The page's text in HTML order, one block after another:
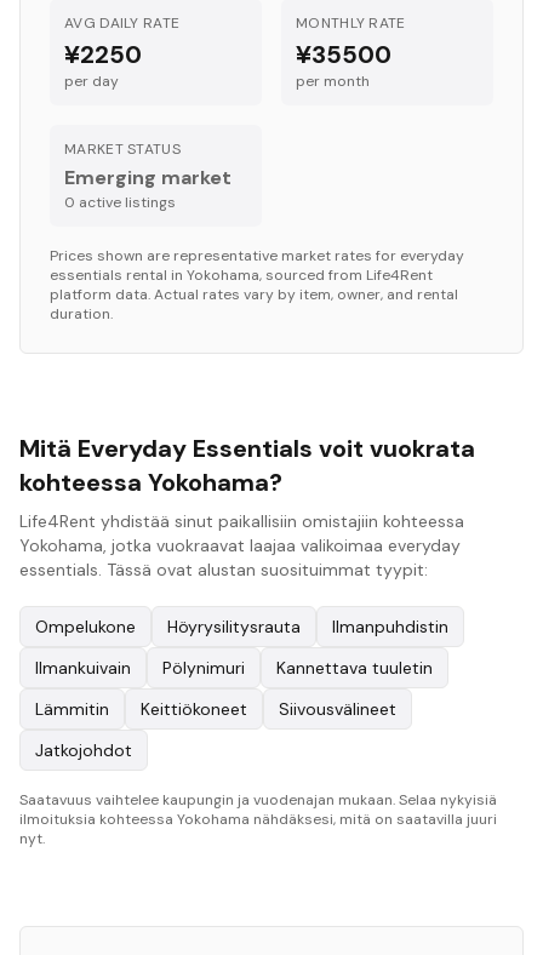
AVG DAILY RATE
¥2250
per day
MONTHLY RATE
¥35500
per month
MARKET STATUS
Emerging market
0 active listings
Prices shown are representative market rates for everyday
essentials rental in Yokohama, sourced from Life4Rent
platform data. Actual rates vary by item, owner, and rental
duration.
Mitä Everyday Essentials voit vuokrata
kohteessa Yokohama?
Life4Rent yhdistää sinut paikallisiin omistajiin kohteessa
Yokohama, jotka vuokraavat laajaa valikoimaa everyday
essentials. Tässä ovat alustan suosituimmat tyypit:
Ompelukone Höyrysilitysrauta
Ilmanpuhdistin
Ilmankuivain
Pölynimuri
Kannettava tuuletin
Lämmitin
Keittiökoneet
Siivousvälineet
Jatkojohdot
Saatavuus vaihtelee kaupungin ja vuodenajan mukaan. Selaa nykyisiä
ilmoituksia kohteessa Yokohama nähdäksesi, mitä on saatavilla juuri
nyt.